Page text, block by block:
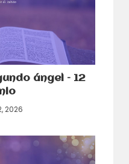
ángel – 12
2026